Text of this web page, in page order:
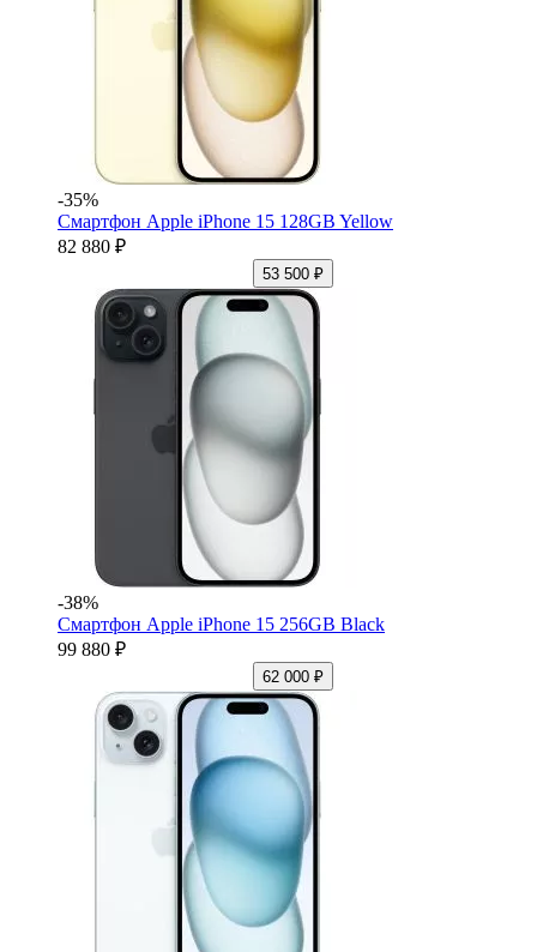
-35%
Смартфон Apple iPhone 15 128GB Yellow
82 880 ₽
53 500 ₽
-38%
Смартфон Apple iPhone 15 256GB Black
99 880 ₽
62 000 ₽